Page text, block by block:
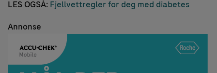
LES OGSÅ: Fjellvettregler for deg med diabetes
Annonse